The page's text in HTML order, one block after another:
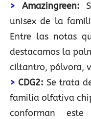
>
Amazingreen:
unisex de la
Entre las notas
destacamos la
ciltantro, pólvora,
> CDG2: Se trata
familia olfativa
conforman